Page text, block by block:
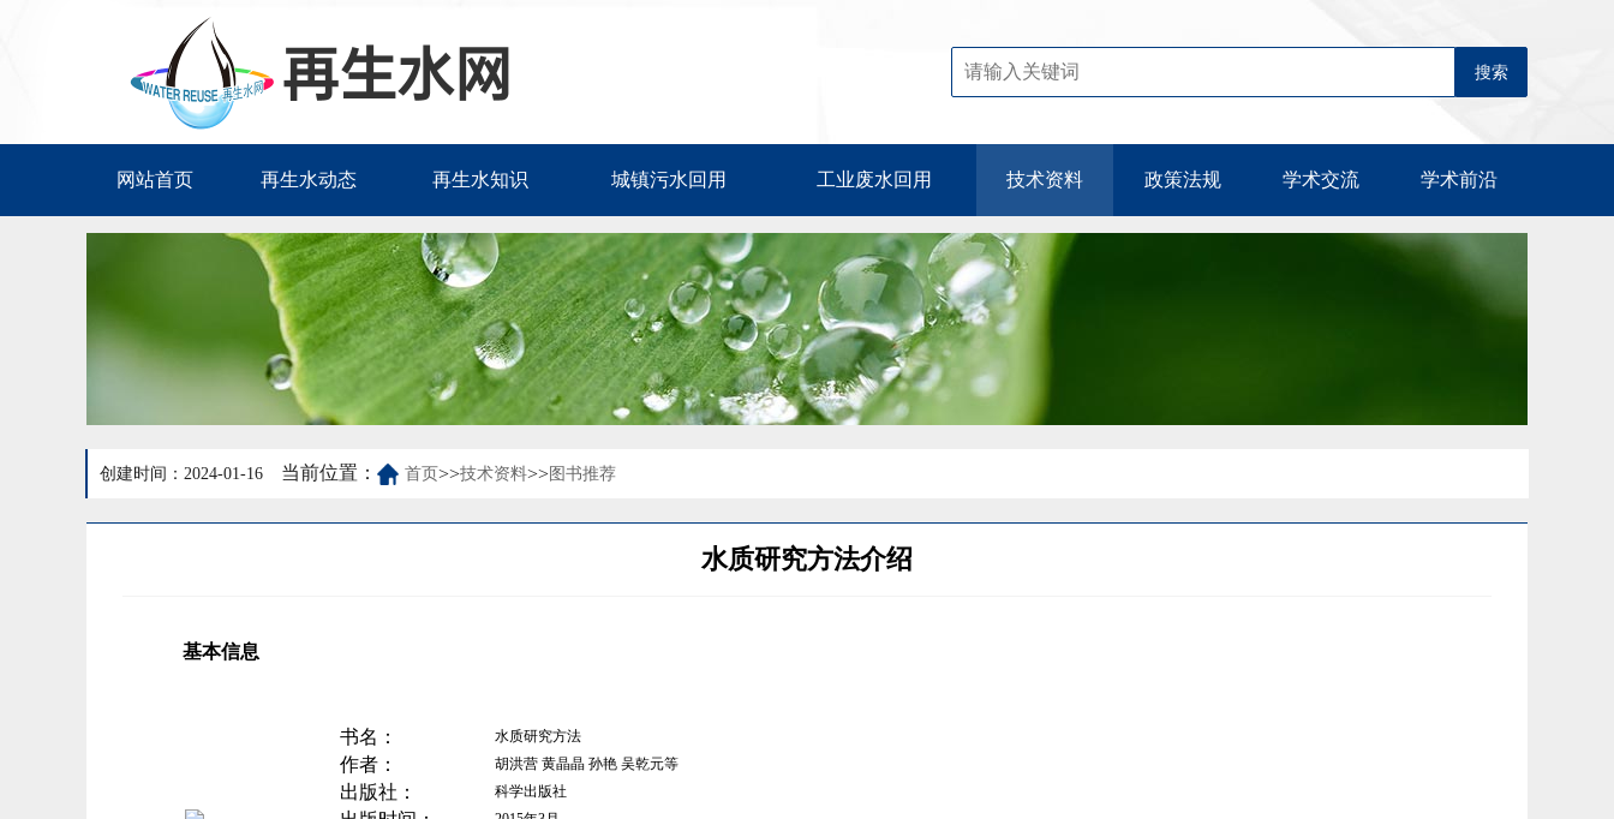
网站首页 再生水动态 再生水知识 城镇污水回用 工业废水回用 技术资料 政策法规 学术交流 学术前沿
创建时间：2024-01-16 当前位置： 首页>>技术资料>>图书推荐
水质研究方法介绍
基本信息
书名： 水质研究方法
作者： 胡洪营 黄晶晶 孙艳 吴乾元等
出版社： 科学出版社